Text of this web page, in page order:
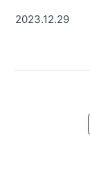
2023.12.29